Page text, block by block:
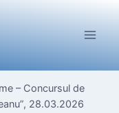
– Concursul de
28.03.2026